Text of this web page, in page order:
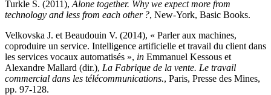
Turkle S. (2011), Alone together. Why we expect more from
technology and less from each other ?, New-York, Basic Books.
Velkovska J. et Beaudouin V. (2014), « Parler aux machines,
coproduire un service. Intelligence artificielle et travail du client dans
les services vocaux automatisés », in Emmanuel Kessous et
Alexandre Mallard (dir.), La Fabrique de la vente. Le travail
commercial dans les télécommunications., Paris, Presse des Mines,
pp. 97‑128.